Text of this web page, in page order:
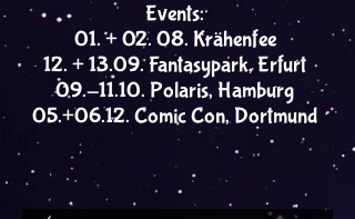
Events:
01. + 02. 08. Krähenfee
12. + 13.09. Fantasypark, Erfurt
09.-11.10. Polaris, Hamburg
05.+06.12. Comic Con, Dortmund